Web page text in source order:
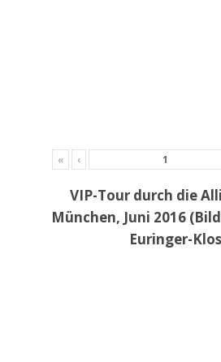
« ‹
VIP-Tour durch die
München, Juni 2016
Euringer-